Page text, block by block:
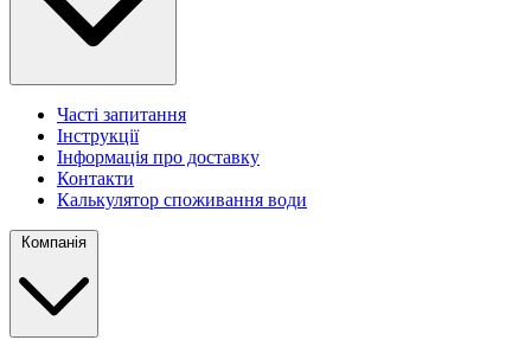
Часті запитання
Інструкції
Інформація про доставку
Контакти
Калькулятор споживання води
Компанія